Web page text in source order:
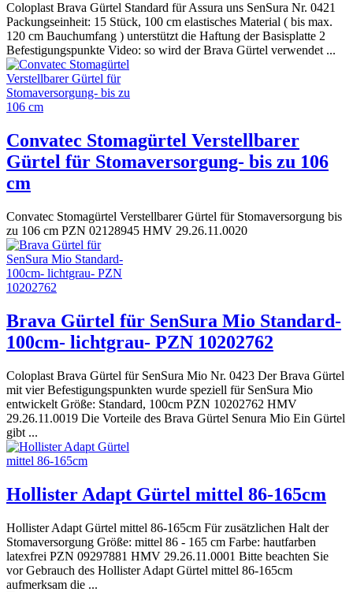
Coloplast Brava Gürtel Standard für Assura uns SenSura Nr. 0421
Packungseinheit: 15 Stück, 100 cm elastisches Material ( bis max.
120 cm Bauchumfang ) unterstützt die Haftung der Basisplatte 2
Befestigungspunkte Video: so wird der Brava Gürtel verwendet ...
Convatec Stomagürtel Verstellbarer
Gürtel für Stomaversorgung- bis zu 106
cm
Convatec Stomagürtel Verstellbarer Gürtel für Stomaversorgung bis
zu 106 cm PZN 02128945 HMV 29.26.11.0020
Brava Gürtel für SenSura Mio Standard-
100cm- lichtgrau- PZN 10202762
Coloplast Brava Gürtel für SenSura Mio Nr. 0423 Der Brava Gürtel
mit vier Befestigungspunkten wurde speziell für SenSura Mio
entwickelt Größe: Standard, 100cm PZN 10202762 HMV
29.26.11.0019 Die Vorteile des Brava Gürtel Senura Mio Ein Gürtel
gibt ...
Hollister Adapt Gürtel mittel 86-165cm
Hollister Adapt Gürtel mittel 86-165cm Für zusätzlichen Halt der
Stomaversorgung Größe: mittel 86 - 165 cm Farbe: hautfarben
latexfrei PZN 09297881 HMV 29.26.11.0001 Bitte beachten Sie
vor Gebrauch des Hollister Adapt Gürtel mittel 86-165cm
aufmerksam die ...